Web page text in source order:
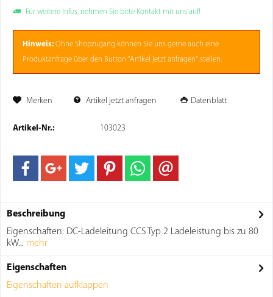
Für weitere Infos, nehmen Sie bitte Kontakt mit uns auf!
Hinweis: Ohne Shopzugang können Sie uns gerne auch eine
Produktanfrage über den Button "Artikel jetzt anfragen" stellen.
Merken Artikel jetzt anfragen Datenblatt
Artikel-Nr.: 103023
Beschreibung
Eigenschaften: DC-Ladeleitung CCS Typ 2 Ladeleistung bis zu 80
kW... mehr
Eigenschaften
Eigenschaften aufklappen